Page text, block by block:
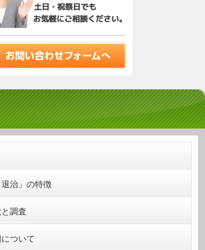
治」の特徴
調査
ついて